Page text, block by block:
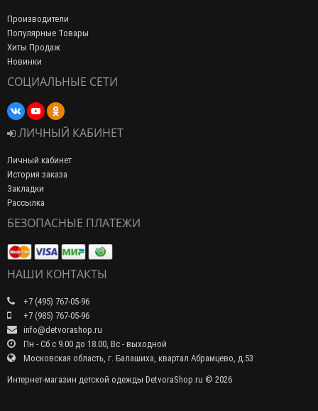
Производители
Популярные Товары
Хиты Продаж
Новинки
СОЦИАЛЬНЫЕ СЕТИ
ЛИЧНЫЙ КАБИНЕТ
Личный кабинет
История заказа
Закладки
Рассылка
БЕЗОПАСНЫЕ ПЛАТЕЖИ
НАШИ КОНТАКТЫ
+7 (495) 767-05-96
+7 (985) 767-05-96
info@detvorashop.ru
Пн - Сб с 9.00 до 18.00, Вс - выходной
Московская область, г. Балашиха, квартал Абрамцево, д.53
Интернет-магазин детской одежды DetvoraShop.ru © 2026